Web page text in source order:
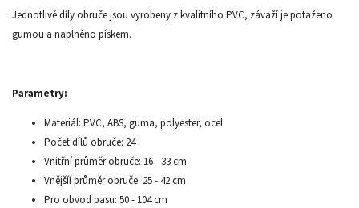
Jednotlivé díly obruče jsou vyrobeny z kvalitního PVC, závaží je potaženo
gumou a naplněno pískem.
Parametry:
Materiál: PVC, ABS, guma, polyester, ocel
Počet dílů obruče: 24
Vnitřní průměr obruče: 16 - 33 cm
Vnějšíí průměr obruče: 25 - 42 cm
Pro obvod pasu: 50 - 104 cm